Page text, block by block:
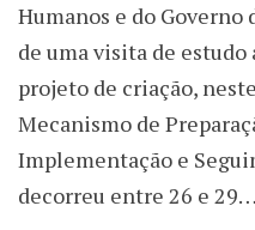
Humanos e do Governo
de uma visita de
projeto de criação,
Mecanismo de
Implementação e
decorreu entre 26 e 29…